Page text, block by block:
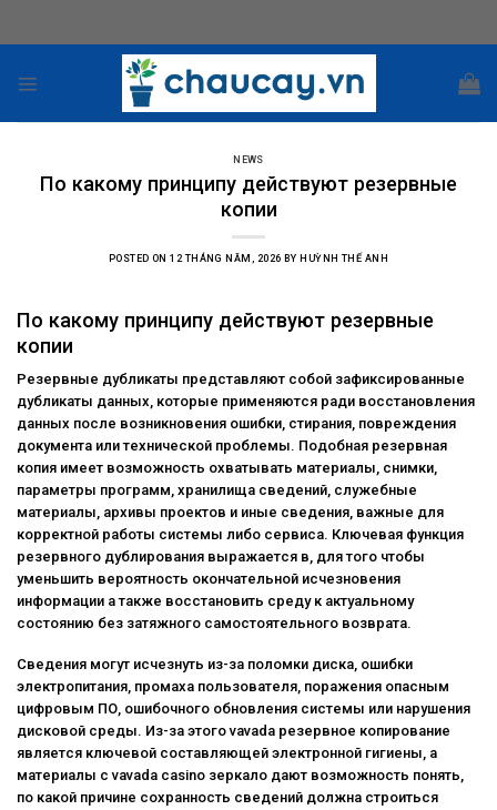
NEWS
По какому принципу действуют резервные
копии
POSTED ON12 THÁNG NĂM, 2026 BY HUỲNH THẾ ANH
По какому принципу действуют резервные
копии
Резервные дубликаты представляют собой зафиксированные
дубликаты данных, которые применяются ради восстановления
данных после возникновения ошибки, стирания, повреждения
документа или технической проблемы. Подобная резервная
копия имеет возможность охватывать материалы, снимки,
параметры программ, хранилища сведений, служебные
материалы, архивы проектов и иные сведения, важные для
корректной работы системы либо сервиса. Ключевая функция
резервного дублирования выражается в, для того чтобы
уменьшить вероятность окончательной исчезновения
информации а также восстановить среду к актуальному
состоянию без затяжного самостоятельного возврата.
Сведения могут исчезнуть из-за поломки диска, ошибки
электропитания, промаха пользователя, поражения опасным
цифровым ПО, ошибочного обновления системы или нарушения
дисковой среды. Из-за этого vavada резервное копирование
является ключевой составляющей электронной гигиены, а
материалы сvavada casino зеркало дают возможность понять,
по какой причине сохранность сведений должна строиться